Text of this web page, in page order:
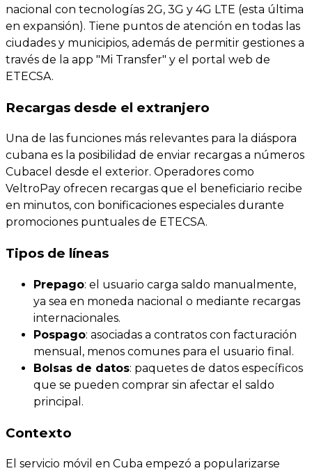
nacional con tecnologías 2G, 3G y 4G LTE (esta última
en expansión). Tiene puntos de atención en todas las
ciudades y municipios, además de permitir gestiones a
través de la app "Mi Transfer" y el portal web de
ETECSA.
Recargas desde el extranjero
Una de las funciones más relevantes para la diáspora
cubana es la posibilidad de enviar recargas a números
Cubacel desde el exterior. Operadores como
VeltroPay ofrecen recargas que el beneficiario recibe
en minutos, con bonificaciones especiales durante
promociones puntuales de ETECSA.
Tipos de líneas
Prepago: el usuario carga saldo manualmente,
ya sea en moneda nacional o mediante recargas
internacionales.
Pospago: asociadas a contratos con facturación
mensual, menos comunes para el usuario final.
Bolsas de datos: paquetes de datos específicos
que se pueden comprar sin afectar el saldo
principal.
Contexto
El servicio móvil en Cuba empezó a popularizarse